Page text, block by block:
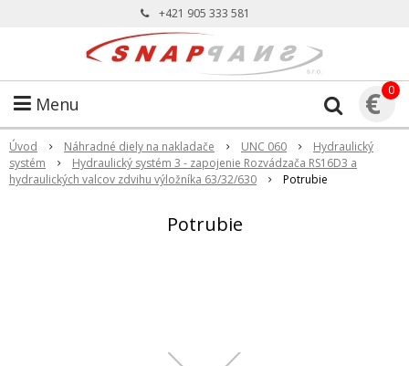
+421 905 333 581
Menu € 0
Úvod Náhradné diely na nakladače UNC 060
Hydraulický
systém
Hydraulický systém 3 - zapojenie Rozvádzača RS16D3 a
hydraulických valcov zdvihu výložníka 63/32/630
Potrubie
Potrubie